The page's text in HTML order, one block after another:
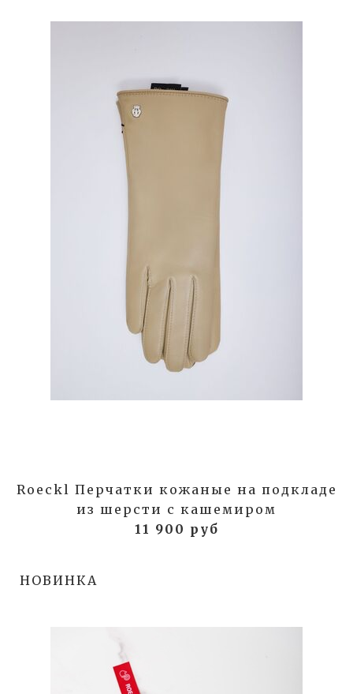
Roeckl Перчатки кожаные на подкладе
из шерсти с кашемиром
11 900 руб
НОВИНКА